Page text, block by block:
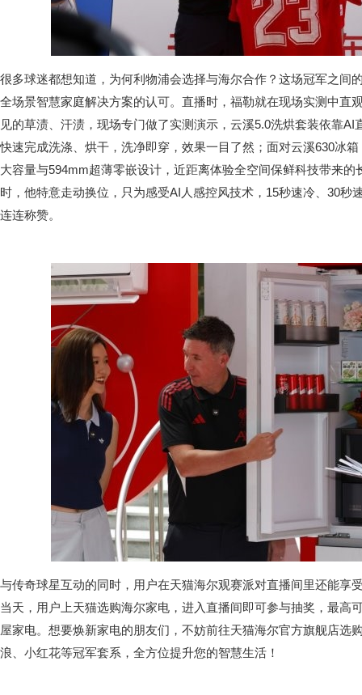
很多球迷都想知道，为何利物浦会选择与海尔合作？这场冠军之间
全场景智慧家庭解决方案的认可。直播时，福勒就在现场实测中直
见的草渍、汗渍，现场专门做了实测演示，云溪5.0洗烘套装依靠AI
快速完成洗涤、烘干，洗净即穿，效果一目了然；面对云溪630冰
大容量与594mm超薄零嵌设计，近距离体验全空间保鲜科技带来
时，他特意走动换位，只为感受AI人感控风技术，15秒速冷、30秒
连连称赞。
与传奇球星互动的同时，用户在天猫海尔观赛派对直播间里还能享
当天，用户上天猫选购海尔家电，进入直播间即可参与抽奖，最高
屋家电。想要焕新家电的朋友们，不妨前往天猫海尔官方旗舰店选
浪、小红花等冠军套系，全方位提升您的智慧生活！